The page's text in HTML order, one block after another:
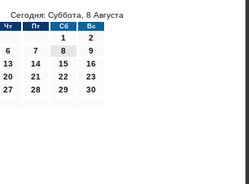
Сегодня: Суббота, 8 Августа
Чт Пт Сб Вс
1
2
6 7 8
9
13 14 15
16
20 21 22
23
27 28 29
30